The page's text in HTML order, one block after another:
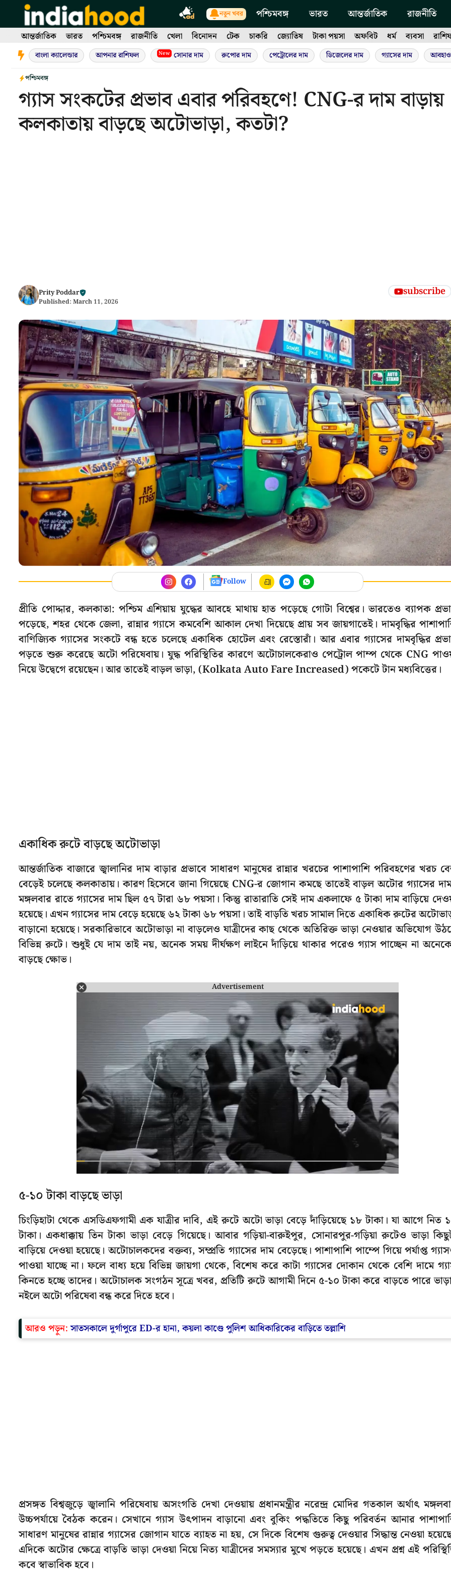
content
নতুন খবর পশ্চিমবঙ্গ ভারত আন্তর্জাতিক রাজনীতি
আন্তর্জাতিক ভারত পশ্চিমবঙ্গ রাজনীতি খেলা বিনোদন টেক চাকরি জ্যোতিষ টাকা পয়সা অফবিট ধর্ম ব্যবসা
বাংলা ক্যালেন্ডার আপনার রাশিফল New সোনার দাম রুপোর দাম পেট্রোলের দাম ডিজেলের দাম গ্যাসের দাম
পশ্চিমবঙ্গ
গ্যাস সংকটের প্রভাব এবার পরিবহণে! CNG-র দাম বাড়ায়
কলকাতায় বাড়ছে অটোভাড়া, কতটা?
Prity Poddar
Published: March 11, 2026
subscribe
Follow
প্রীতি পোদ্দার, কলকাতা: পশ্চিম এশিয়ায় যুদ্ধের আবহে মাথায় হাত পড়েছে গোটা বিশ্বের। ভারতেও ব্যাপক
পড়েছে, শহর থেকে জেলা, রান্নার গ্যাসে কমবেশি আকাল দেখা দিয়েছে প্রায় সব জায়গাতেই। দামবৃদ্ধির
বাণিজ্যিক গ্যাসের সংকটে বন্ধ হতে চলেছে একাধিক হোটেল এবং রেস্তোরাঁ। আর এবার গ্যাসের দামবৃদ্ধির
পড়তে শুরু করেছে অটো পরিষেবায়। যুদ্ধ পরিস্থিতির কারণে অটোচালকেরাও পেট্রোল পাম্প থেকে CNG
নিয়ে উদ্বেগে রয়েছেন। আর তাতেই বাড়ল ভাড়া, (Kolkata Auto Fare Increased) পকেটে টান মধ্যবিত্তের।
একাধিক রুটে বাড়ছে অটোভাড়া
আন্তর্জাতিক বাজারে জ্বালানির দাম বাড়ার প্রভাবে সাধারণ মানুষের রান্নার খরচের পাশাপাশি পরিবহণের খরচ
বেড়েই চলেছে কলকাতায়। কারণ হিসেবে জানা গিয়েছে CNG-র জোগান কমছে তাতেই বাড়ল অটোর গ্যাসের
মঙ্গলবার রাতে গ্যাসের দাম ছিল ৫৭ টারা ৬৮ পয়সা। কিন্তু রাতারাতি সেই দাম একলাফে ৫ টাকা দাম বাড়িয়ে
হয়েছে। এখন গ্যাসের দাম বেড়ে হয়েছে ৬২ টাকা ৬৮ পয়সা। তাই বাড়তি খরচ সামাল দিতে একাধিক রুটের
বাড়ানো হয়েছে। সরকারিভাবে অটোভাড়া না বাড়লেও যাত্রীদের কাছ থেকে অতিরিক্ত ভাড়া নেওয়ার অভিযোগ
বিভিন্ন রুটে। শুধুই যে দাম তাই নয়, অনেক সময় দীর্ঘক্ষণ লাইনে দাঁড়িয়ে থাকার পরেও গ্যাস পাচ্ছেন না
বাড়ছে ক্ষোভ।
Advertisement
৫-১০ টাকা বাড়ছে ভাড়া
চিংড়িহাটা থেকে এসডিএফগামী এক যাত্রীর দাবি, এই রুটে অটো ভাড়া বেড়ে দাঁড়িয়েছে ১৮ টাকা। যা আগে নিত
টাকা। একধাক্কায় তিন টাকা ভাড়া বেড়ে গিয়েছে। আবার গড়িয়া-বারুইপুর, সোনারপুর-গড়িয়া রুটেও ভাড়া
বাড়িয়ে দেওয়া হয়েছে। অটোচালকদের বক্তব্য, সম্প্রতি গ্যাসের দাম বেড়েছে। পাশাপাশি পাম্পে গিয়ে পর্যাপ্ত
পাওয়া যাচ্ছে না। ফলে বাধ্য হয়ে বিভিন্ন জায়গা থেকে, বিশেষ করে কাটা গ্যাসের দোকান থেকে বেশি দামে
কিনতে হচ্ছে তাদের। অটোচালক সংগঠন সূত্রে খবর, প্রতিটি রুটে আগামী দিনে ৫-১০ টাকা করে বাড়তে পারে
নইলে অটো পরিষেবা বন্ধ করে দিতে হবে।
আরও পড়ুন:সাতসকালে দুর্গাপুরে ED-র হানা, কয়লা কাণ্ডে পুলিশ আধিকারিকের বাড়িতে তল্লাশি
প্রসঙ্গত বিশ্বজুড়ে জ্বালানি পরিষেবায় অসংগতি দেখা দেওয়ায় প্রধানমন্ত্রীর নরেন্দ্র মোদির গতকাল অর্থাৎ
উচ্চপর্যায়ে বৈঠক করেন। সেখানে গ্যাস উৎপাদন বাড়ানো এবং বুকিং পদ্ধতিতে কিছু পরিবর্তন আনার
সাধারণ মানুষের রান্নার গ্যাসের জোগান যাতে ব্যাহত না হয়, সে দিকে বিশেষ গুরুত্ব দেওয়ার সিদ্ধান্ত নেওয়া
এদিকে অটোর ক্ষেত্রে বাড়তি ভাড়া দেওয়া নিয়ে নিত্য যাত্রীদের সমস্যার মুখে পড়তে হয়েছে। এখন প্রশ্ন এই
কবে স্বাভাবিক হবে।